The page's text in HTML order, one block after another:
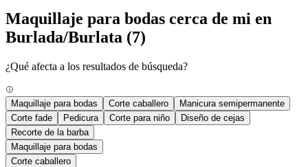
Maquillaje para bodas cerca de mi en
Burlada/Burlata (7)
¿Qué afecta a los resultados de búsqueda?
Maquillaje para bodas Corte caballero
Manicura semipermanente
Corte fade
Pedicura Corte para niño
Diseño de cejas
Recorte de la barba
Maquillaje para bodas
Corte caballero